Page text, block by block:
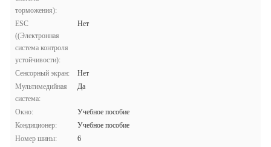
торможения):
ESC
((Электронная
система контроля
устойчивости):
Нет
Сенсорный экран:
Нет
Мультимедийная
система:
Да
Окно:
Учебное пособие
Кондиционер:
Учебное пособие
Номер шины:
6